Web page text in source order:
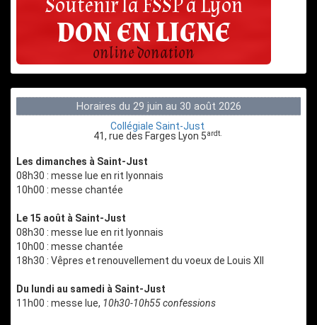
Horaires du 29 juin au 30 août 2026
Collégiale Saint-Just
41, rue des Farges Lyon 5ardt.
Les dimanches à Saint-Just
08h30 : messe lue en rit lyonnais
10h00 : messe chantée
Le 15 août à Saint-Just
08h30 : messe lue en rit lyonnais
10h00 : messe chantée
18h30 : Vêpres et renouvellement du voeux de Louis XII
Du lundi au samedi à Saint-Just
11h00 : messe lue, 10h30-10h55 confessions